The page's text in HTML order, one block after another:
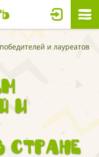
и лауреатов
и
стране